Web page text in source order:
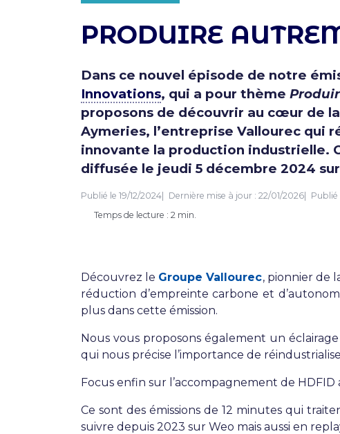
PRODUIRE
Dans ce nouvel épisode de notre
Innovations, qui a pour thème
proposons de découvrir au cœur de
Aymeries, l’entreprise Vallourec qui
innovante la production industrielle.
diffusée le jeudi 5 décembre 2024
Publié le 19/12/2024 Dernière mise à jour : 22/01/2026
Temps de lecture : 2 min.
Découvrez le Groupe Vallourec, pionnier de
réduction d’empreinte carbone et
plus dans cette émission.
Nous vous proposons également un
qui nous précise l’importance de
Focus enfin sur l’accompagnement de HDFID
Ce sont des émissions de 12 minutes qui
suivre depuis 2023 sur Weo mais aussi en